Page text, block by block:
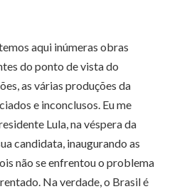
aqui inúmeras obras
do ponto de vista do
as várias produções da
e inconclusos. Eu me
Lula, na véspera da
candidata, inaugurando as
não se enfrentou o problema
Na verdade, o Brasil é